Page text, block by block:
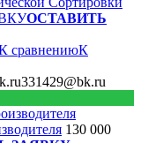
ОСТАВИТЬ
К
331429@bk.ru
130 000